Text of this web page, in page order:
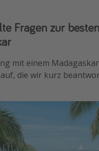
Fragen zur
mit einem
die wir kurz